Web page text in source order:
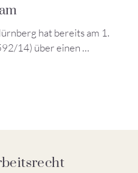
hat bereits am 1.
14) über einen …